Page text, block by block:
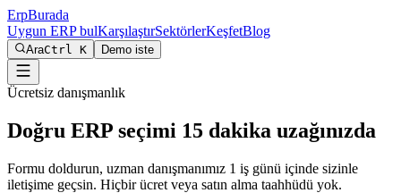
ErpBurada
Uygun ERP bulKarşılaştırSektörlerKeşfetBlog
AraCtrl K Demo iste
Ücretsiz danışmanlık
Doğru ERP seçimi 15 dakika uzağınızda
Formu doldurun, uzman danışmanımız 1 iş günü içinde sizinle
iletişime geçsin. Hiçbir ücret veya satın alma taahhüdü yok.